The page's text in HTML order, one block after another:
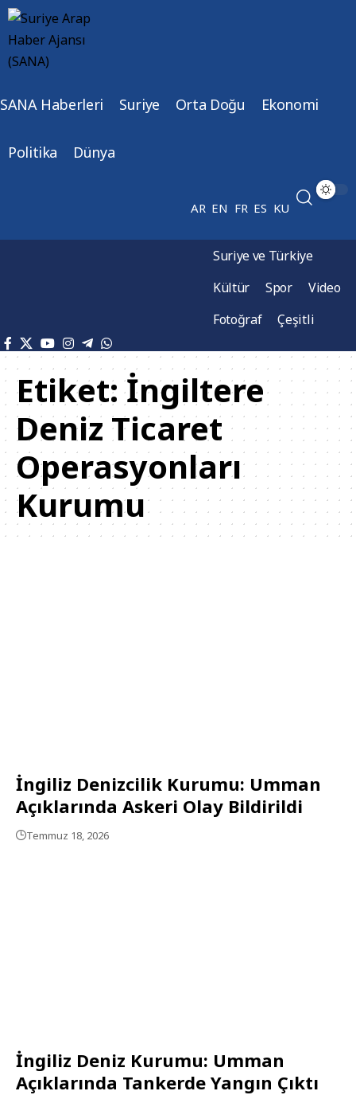
SANA Haberleri Suriye Orta Doğu Ekonomi
Politika Dünya
AR EN FR ES KU
Suriye ve Türkiye
Kültür
Spor
Video
Fotoğraf
Çeşitli
Etiket:İngiltere
Deniz Ticaret
Operasyonları
Kurumu
İngiliz Denizcilik Kurumu: Umman
Açıklarında Askeri Olay Bildirildi
Temmuz 18, 2026
İngiliz Deniz Kurumu: Umman
Açıklarında Tankerde Yangın Çıktı